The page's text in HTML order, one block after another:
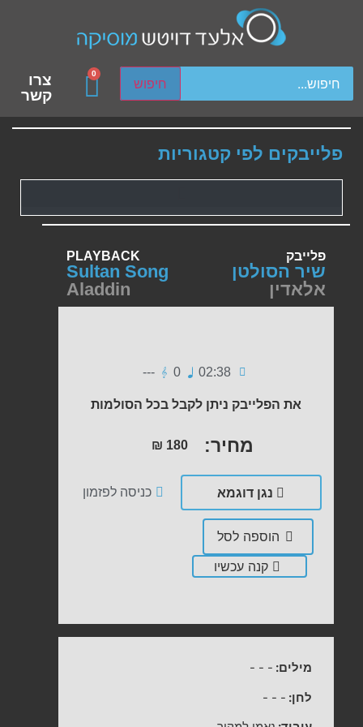
חיפוש
device users, explore by touch or with swipe gestures.
0
צרו
קשר
פלייבקים לפי קטגוריות
פלייבק
שיר הסולטן
אלאדין
PLAYBACK
Sultan Song
Aladdin
02:38
0
---
את הפלייבק ניתן לקבל בכל הסולמות
מחיר: ₪ 180
נגן דוגמא כניסה לפזמון
הוספה לסל
קנה עכשיו
מילים: -
-
-
לחן: -
-
-